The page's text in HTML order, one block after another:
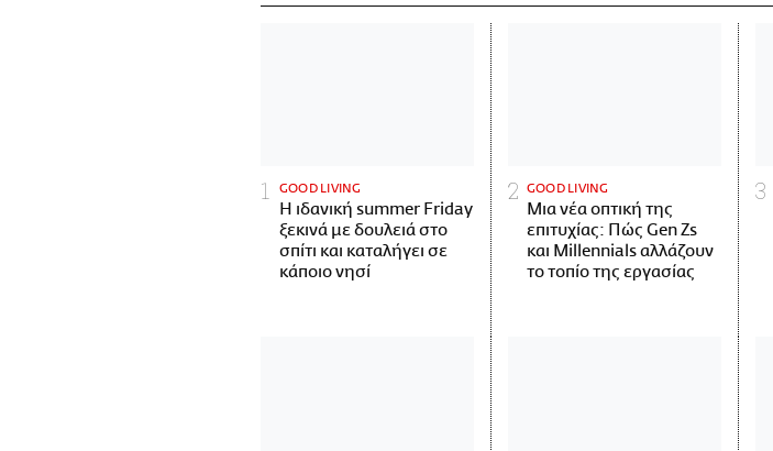
GOOD LIVING
Η ιδανική summer Friday
ξεκινά με δουλειά στο
σπίτι και καταλήγει σε
κάποιο νησί
GOOD LIVING
Μια νέα οπτική της
επιτυχίας: Πώς Gen Zs
και Millennials αλλάζουν
το τοπίο της εργασίας